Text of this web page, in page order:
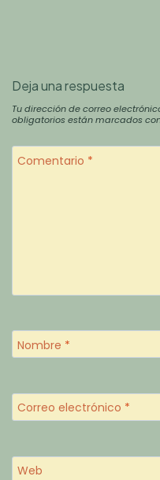
Deja una respuesta
Tu dirección de correo
obligatorios están marcados
Comentario *
Nombre *
Correo electrónico *
Web